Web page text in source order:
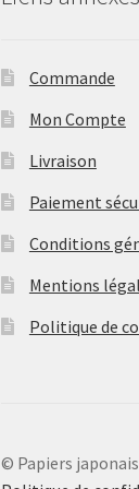
Commande
Mon Compte
Livraison
Paiement
Conditions
Mentions
Politique de
© Papiers